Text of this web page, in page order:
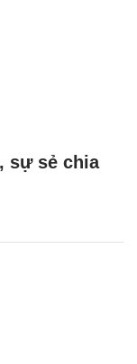
sự sẻ chia